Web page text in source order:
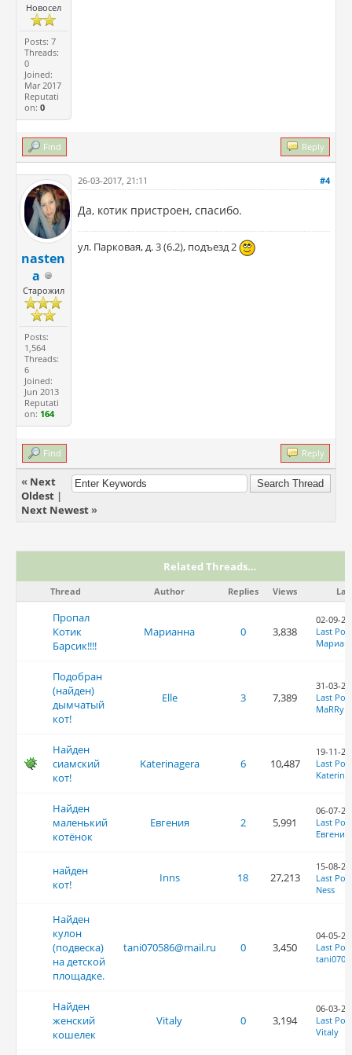
Новосел
Posts: 7
Threads:
0
Joined:
Mar 2017
Reputati
on:0
Find Reply
nasten
a
Старожил
Posts:
1,564
Threads:
6
Joined:
Jun 2013
Reputati
on: 164
#4
26-03-2017, 21:11
Да, котик пристроен, спасибо.
ул. Парковая, д. 3 (6.2), подъезд 2
Find Reply
« Next
Oldest|
Next Newest»
Related Threads…
Thread Author Replies Views
Пропал
Котик
Барсик!!!!
Марианна 0 3,838
02-09-
Last Post
Подобран
(найден)
дымчатый
кот!
Elle 3 7,389
31-03-
Last Post
Найден
сиамский
кот!
Katerinagera 6 10,487
19-11-
Last Post
Найден
маленький
котёнок
Евгения 2 5,991
06-07-
Last Post
Евгения
найден
кот!
Inns 18 27,213
15-08-
Last Post
Ness
Найден
кулон
(подвеска)
на детской
площадке.
tani070586@mail.ru 0 3,450
04-05-
Last Post
Найден
женский
кошелек
Vitaly 0 3,194
06-03-
Last Post
Vitaly